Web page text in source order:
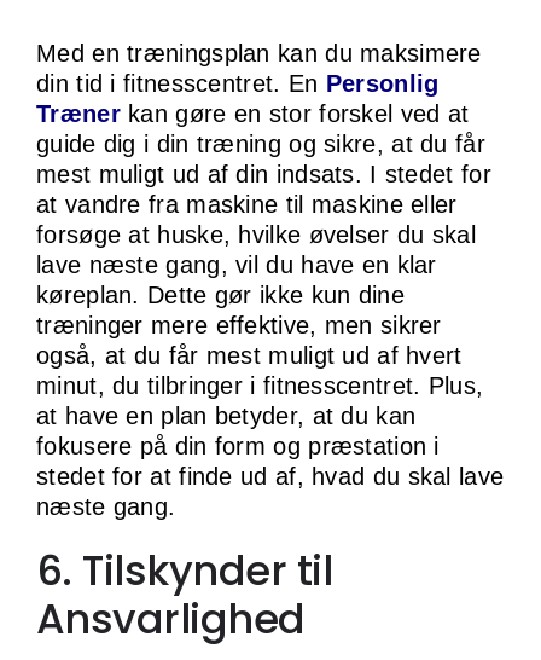
Med en træningsplan kan du maksimere
din tid i fitnesscentret. En Personlig
Trænerkan gøre en stor forskel ved at
guide dig i din træning og sikre, at du får
mest muligt ud af din indsats. I stedet for
at vandre fra maskine til maskine eller
forsøge at huske, hvilke øvelser du skal
lave næste gang, vil du have en klar
køreplan. Dette gør ikke kun dine
træninger mere effektive, men sikrer
også, at du får mest muligt ud af hvert
minut, du tilbringer i fitnesscentret. Plus,
at have en plan betyder, at du kan
fokusere på din form og præstation i
stedet for at finde ud af, hvad du skal lave
næste gang.
6. Tilskynder til
Ansvarlighed